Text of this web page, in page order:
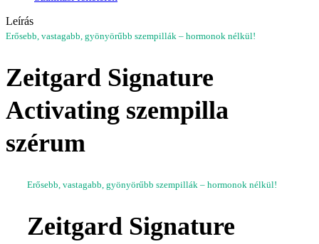
Leírás
Erősebb, vastagabb, gyönyörűbb szempillák – hormonok nélkül!
Zeitgard Signature
Activating szempilla
szérum
Erősebb, vastagabb, gyönyörűbb szempillák – hormonok nélkül!
Zeitgard Signature